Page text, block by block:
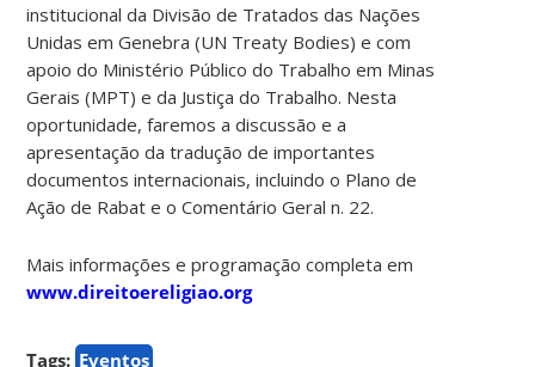
institucional da Divisão de Tratados das Nações
Unidas em Genebra (UN Treaty Bodies) e com
apoio do Ministério Público do Trabalho em Minas
Gerais (MPT) e da Justiça do Trabalho. Nesta
oportunidade, faremos a discussão e a
apresentação da tradução de importantes
documentos internacionais, incluindo o Plano de
Ação de Rabat e o Comentário Geral n. 22.
Mais informações e programação completa em
www.direitoereligiao.org
Tags: Eventos